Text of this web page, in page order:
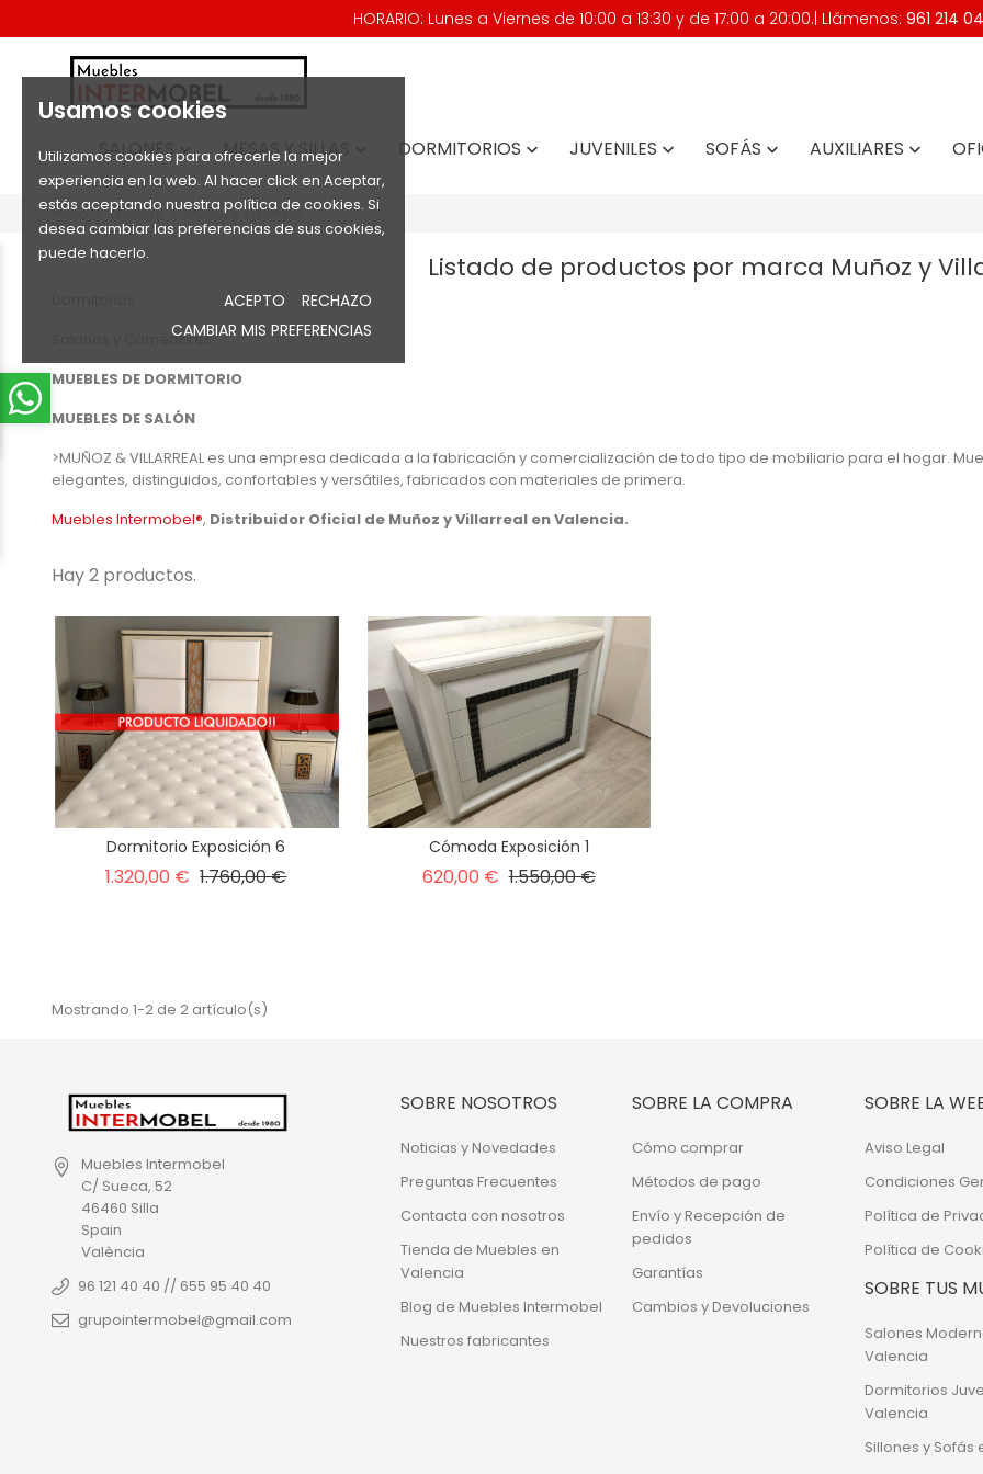
Usamos cookies
Utilizamos cookies para ofrecerle la mejor
experiencia en la web. Al hacer click en Aceptar,
estás aceptando nuestra política de cookies. Si
desea cambiar las preferencias de sus cookies,
puede hacerlo.
ACEPTO
RECHAZO
CAMBIAR MIS PREFERENCIAS
HORARIO: Lunes a Viernes de 10:00 a 13:30 y de 17:00 a 20:00.| Llámenos: 961 214
SALONES  MESAS Y SILLAS DORMITORIOS  JUVENILES  SOFÁS  AUXILIARES 
Inicio Marcas Muñoz y Villarreal
Listado de productos por marca Muñoz y
Salones y Comedores
MUEBLES DE DORMITORIO
MUEBLES DE SALÓN
>MUÑOZ & VILLARREAL es una empresa dedicada a la fabricación y comercialización de todo tipo de mobiliario para el hogar.
elegantes, distinguidos, confortables y versátiles, fabricados con materiales de primera.
Muebles Intermobel®, Distribuidor Oficial de Muñoz y Villarreal en Valencia.
Hay 2 productos.
Dormitorio Exposición 6
1.320,00 € Precio
1.760,00 €Precio
Cómoda Exposición 1
620,00 € Precio
1.550,00 €Precio
Mostrando 1-2 de 2 artículo(s)
Muebles Intermobel
C/ Sueca, 52
46460 Silla
Spain
València
96 121 40 40 // 655 95 40 40
grupointermobel@gmail.com
SOBRE NOSOTROS
Noticias y Novedades
Preguntas Frecuentes
Contacta con nosotros
Tienda de Muebles en
Valencia
Blog de Muebles Intermobel
Nuestros fabricantes
SOBRE LA COMPRA
Cómo comprar
Métodos de pago
Envío y Recepción de
pedidos
Garantías
Cambios y Devoluciones
SOBRE LA
Aviso Legal
Condiciones
Política de
Política de
SOBRE TUS
Salones
Valencia
Dormitorios
Valencia
Sillones y Sofás